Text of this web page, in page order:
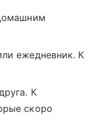
ежедневник. К
К
скоро